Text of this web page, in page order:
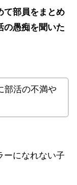
て部員をまとめ
の愚痴を聞いた
部活の不満や
ーになれない子